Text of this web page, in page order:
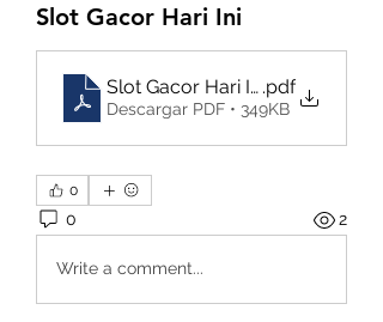
Slot Gacor Hari Ini
Slot Gacor Hari Ini.pdf
Descargar PDF • 349KB
0
0 2
Write a comment...